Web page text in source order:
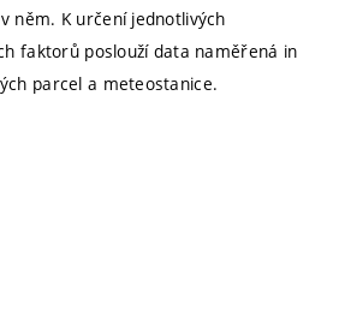
něm. K určení jednotlivých
faktorů poslouží data naměřená in
parcel a meteostanice.